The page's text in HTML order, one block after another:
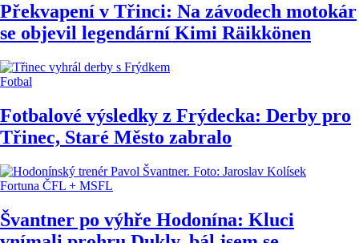
Překvapení v Třinci: Na závodech motokár
se objevil legendární Kimi Räikkönen
Fotbal
Fotbalové výsledky z Frýdecka: Derby pro
Třinec, Staré Město zabralo
Fortuna ČFL + MSFL
Švantner po výhře Hodonína: Kluci